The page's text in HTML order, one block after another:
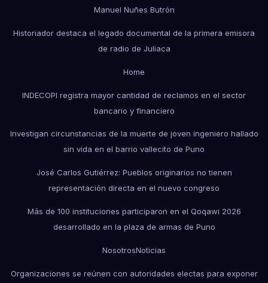
Manuel Nuñes Butrón
Historiador destaca el legado documental de la primera emisora
de radio de Juliaca
Home
INDECOPI registra mayor cantidad de reclamos en el sector
bancario y financiero
Investigan circunstancias de la muerte de joven ingeniero hallado
sin vida en el barrio vallecito de Puno
José Carlos Gutiérrez: Pueblos originarios no tienen
representación directa en el nuevo congreso
Más de 100 instituciones participaron en el Qoqawi 2026
desarrollado en la plaza de armas de Puno
NosotrosNoticias
Organizaciones se reúnen con autoridades electas para exponer